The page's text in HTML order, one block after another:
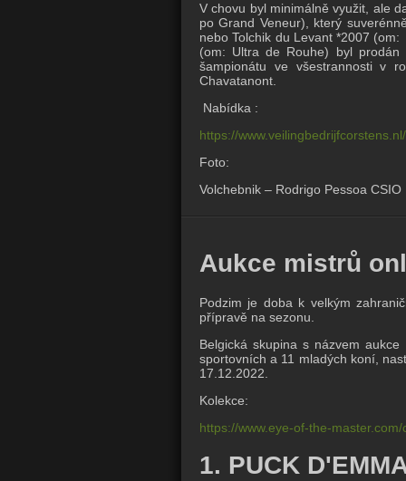
V chovu byl minimálně využit, ale
po Grand Veneur), který
nebo Tolchik du Levant *2007
(om: Ultra de Rouhe) byl
šampionátu ve všestrannosti v
Chavatanont.
Nabídka :
https://
Foto:
Volchebnik – Rodrigo Pessoa CSIO
Aukce mistrů
Podzim je doba k velkým
přípravě na sezonu.
Belgická skupina s názvem
sportovních a 11 mladých koní,
17.12.2022.
Kolekce:
https://www.eye-of-the-
1. PUCK